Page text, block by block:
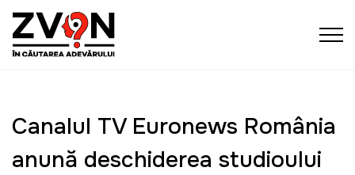
Canalul TV Euronews România
anunță deschiderea studioului